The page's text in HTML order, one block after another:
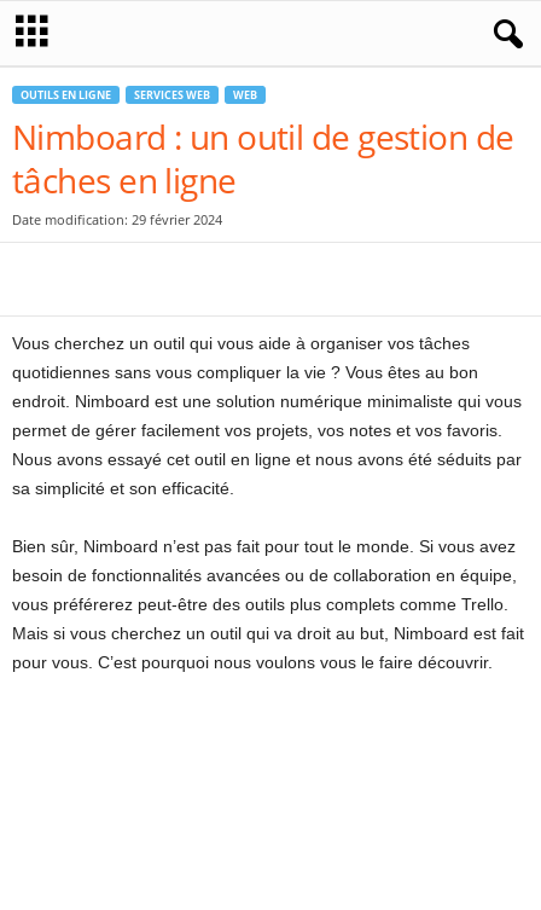
OUTILS EN LIGNE SERVICES WEB WEB
Nimboard : un outil de gestion de
tâches en ligne
Date modification: 29 février 2024
Vous cherchez un outil qui vous aide à organiser vos tâches
quotidiennes sans vous compliquer la vie ? Vous êtes au bon
endroit. Nimboard est une solution numérique minimaliste qui vous
permet de gérer facilement vos projets, vos notes et vos favoris.
Nous avons essayé cet outil en ligne et nous avons été séduits par
sa simplicité et son efficacité.
Bien sûr, Nimboard n’est pas fait pour tout le monde. Si vous avez
besoin de fonctionnalités avancées ou de collaboration en équipe,
vous préférerez peut-être des outils plus complets comme Trello.
Mais si vous cherchez un outil qui va droit au but, Nimboard est fait
pour vous. C’est pourquoi nous voulons vous le faire découvrir.